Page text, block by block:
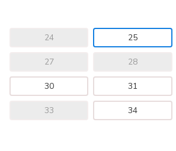
24 25
27 28
30 31
33 34